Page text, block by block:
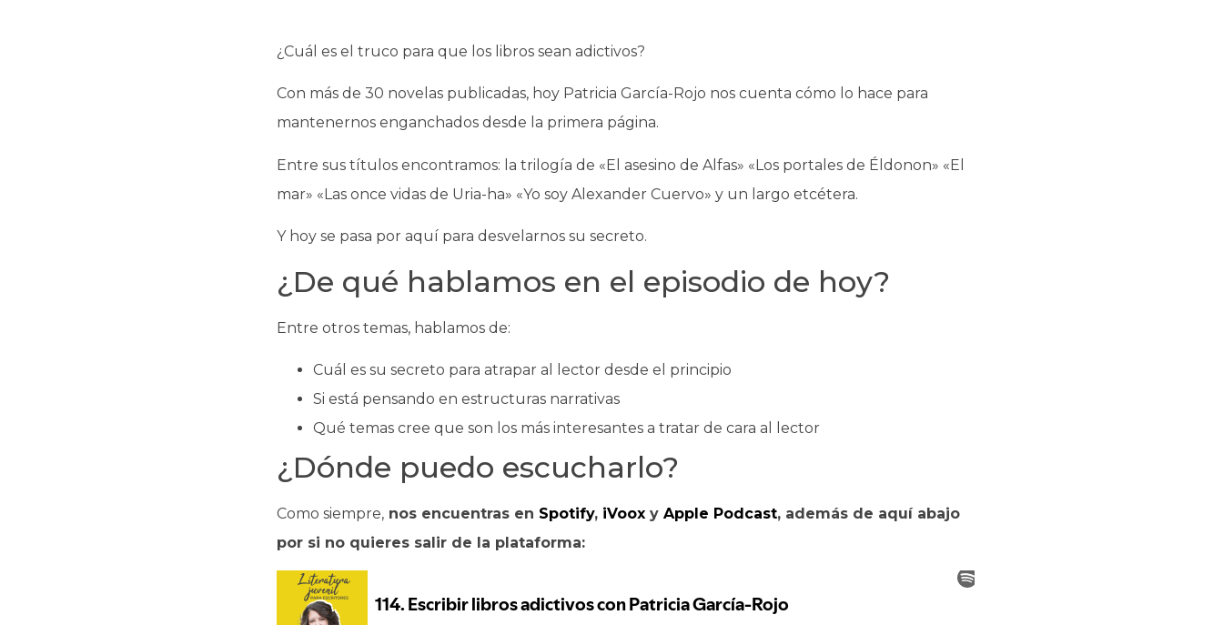
¿Cuál es el truco para que los libros sean adictivos?
Con más de 30 novelas publicadas, hoy Patricia García-Rojo nos cuenta cómo lo hace para
mantenernos enganchados desde la primera página.
Entre sus títulos encontramos: la trilogía de «El asesino de Alfas» «Los portales de Éldonon» «El
mar» «Las once vidas de Uria-ha» «Yo soy Alexander Cuervo» y un largo etcétera.
Y hoy se pasa por aquí para desvelarnos su secreto.
¿De qué hablamos en el episodio de hoy?
Entre otros temas, hablamos de:
Cuál es su secreto para atrapar al lector desde el principio
Si está pensando en estructuras narrativas
Qué temas cree que son los más interesantes a tratar de cara al lector
¿Dónde puedo escucharlo?
Como siempre,nos encuentras en Spotify, iVooxy Apple Podcast, además de aquí abajo
por si no quieres salir de la plataforma: